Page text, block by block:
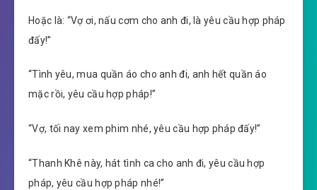
Hoặc là: “Vợ ơi, nấu cơm cho anh đi, là yêu cầu hợp pháp
đấy!”
“Tình yêu, mua quần áo cho anh đi, anh hết quần áo
mặc rồi, yêu cầu hợp pháp!”
“Vợ, tối nay xem phim nhé, yêu cầu hợp pháp đấy!”
“Thanh Khê này, hát tình ca cho anh đi, yêu cầu hợp
pháp, yêu cầu hợp pháp nhé!”